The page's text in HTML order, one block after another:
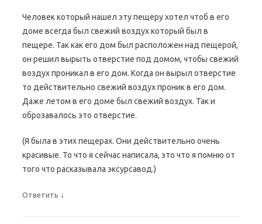
Человек который нашел эту пещеру хотел чтоб в его
доме всегда был свежий воздух который был в
пещере. Так как его дом был расположен над пещерой,
он решил вырыть отверстие под домом, чтобы свежий
воздух проникал в его дом. Когда он вырыл отверстие
то действительно свежий воздух проник в его дом.
Даже летом в его доме был свежий воздух. Так и
оброзавалось это отверстие.
(Я была в этих пещерах. Они действительно очень
красивые. То что я сейчас написала, это что я помню от
того что расказывала эксурсавод.)
Ответить ↓